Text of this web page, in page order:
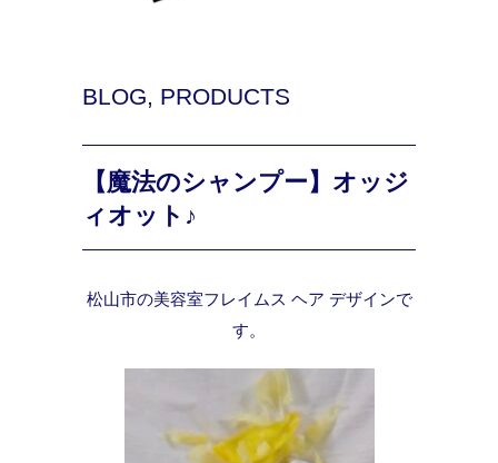
BLOG, PRODUCTS
【魔法のシャンプー】オッジ
ィオット♪
松山市の美容室フレイムス ヘア デザインで
す。